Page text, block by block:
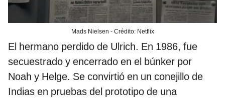
Mads Nielsen - Crédito: Netflix
El hermano perdido de Ulrich. En 1986, fue
secuestrado y encerrado en el búnker por
Noah y Helge. Se convirtió en un conejillo de
Indias en pruebas del prototipo de una